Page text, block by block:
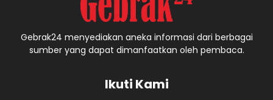
Gebrak24 menyediakan aneka informasi dari berbagai
sumber yang dapat dimanfaatkan oleh pembaca.
Ikuti Kami